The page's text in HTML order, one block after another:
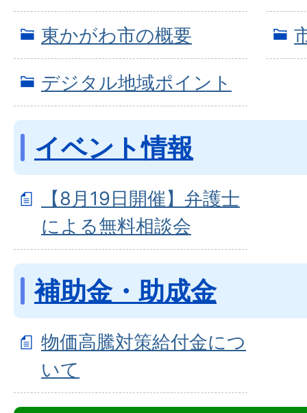
東かがわ市の概要
デジタル地域ポイント
イベント情報
【8月19日開催】弁護士
による無料相談会
補助金・助成金
物価高騰対策給付金につ
いて